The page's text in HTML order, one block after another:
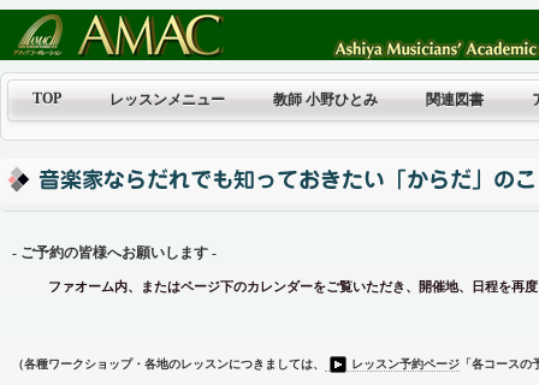
TOP レッスンメニュー 教師 小野ひとみ 関連図書
- ご予約の皆様へお願いします -
ファオーム内、またはページ下のカレンダーをご覧いただき、開催地、日程を再
（各種ワークショップ・各地のレッスンにつきましては、 レッスン予約ページ 「各コース